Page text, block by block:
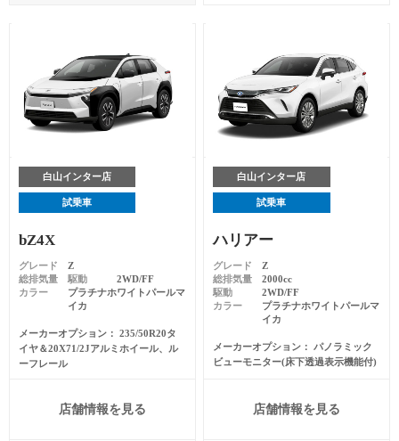
白山インター店
試乗車
bZ4X
グレード
Z
総排気量
駆動
2WD/FF
カラー
プラチナホワイトパールマ
イカ
メーカーオプション
235/50R20タ
イヤ＆20X71/2Jアルミホイール、ル
ーフレール
店舗情報を見る
白山インター店
試乗車
ハリアー
グレード
Z
総排気量
2000cc
駆動
2WD/FF
カラー
プラチナホワイトパールマ
イカ
メーカーオプション
パノラミック
ビューモニター(床下透過表示機能付)
店舗情報を見る